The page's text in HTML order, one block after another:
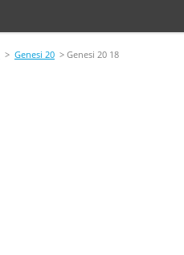
> Genesi 20 > Genesi 20 18